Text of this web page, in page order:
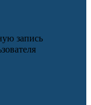
запись